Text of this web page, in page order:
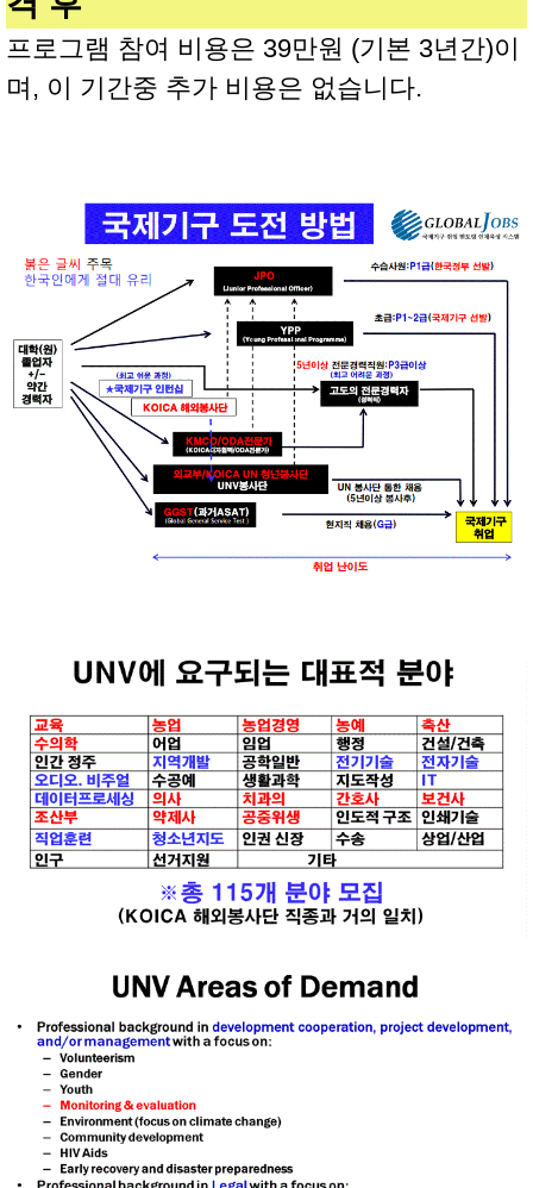
프로그램 참여 비용은 39만원 (기본 3년간)이
며, 이 기간중 추가 비용은 없습니다.